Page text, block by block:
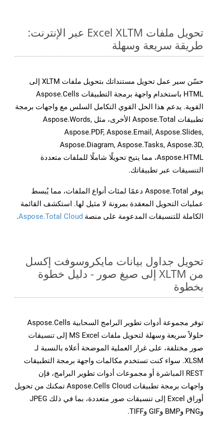
تحويل ملفات Excel XLTM عبر الإنترنت:
طريقة سريعة وسهلة
حسّن سير عمل تحويل مستنداتك بتحويل ملفات XLTM إلى
HTML باستخدام واجهة برمجة التطبيقات Aspose.Cells
القوية. يدعم هذا الحل القوي التكامل السلس مع واجهات برمجة
تطبيقات Aspose.Total الأخرى، مثل Aspose.Words,
Aspose.PDF, Aspose.Email, Aspose.Slides,
Aspose.Diagram, Aspose.Tasks, Aspose.3D,
Aspose.HTML، مما يتيح تحويلًا شاملًا للملفات متعددة
التنسيقات عبر تطبيقاتك.
يوفر Aspose.Total دعمًا لمئات أنواع الملفات، مما يُبسط
عمليات التحويل المعقدة بمرونة لا مثيل لها. استكشف القائمة
الكاملة للتنسيقات المدعومة على منصة Aspose.Total Cloud
.
تحويل جداول بيانات مايكروسوفت إكسل
من XLTM إلى صيغ صور - دليل خطوة
بخطوة
توفر مجموعة أدوات تطوير البرامج السحابية Aspose.Cells
حلولاً سريعة وسهلة لتحويل ملفات MS Excel إلى تنسيقات
صور مختلفة، على غرار العملية الموضحة أعلاه بالنسبة لـ
XLSM. سواء كنت تستخدم مكالمات واجهة برمجة التطبيقات
REST المباشرة أو مجموعات أدوات تطوير البرامج، فإن
واجهات برمجة تطبيقات Aspose.Cells Cloud تمكنك من تحويل
أوراق Excel إلى تنسيقات صور متعددة، بما في ذلك JPEG
وPNG وBMP وGIF وTIFF.